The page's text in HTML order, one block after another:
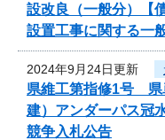
設改良（一般分）【
設置工事に関する一
2024年9月24日更新
県維工第指修1号 県
建）アンダーパス冠
競争入札公告